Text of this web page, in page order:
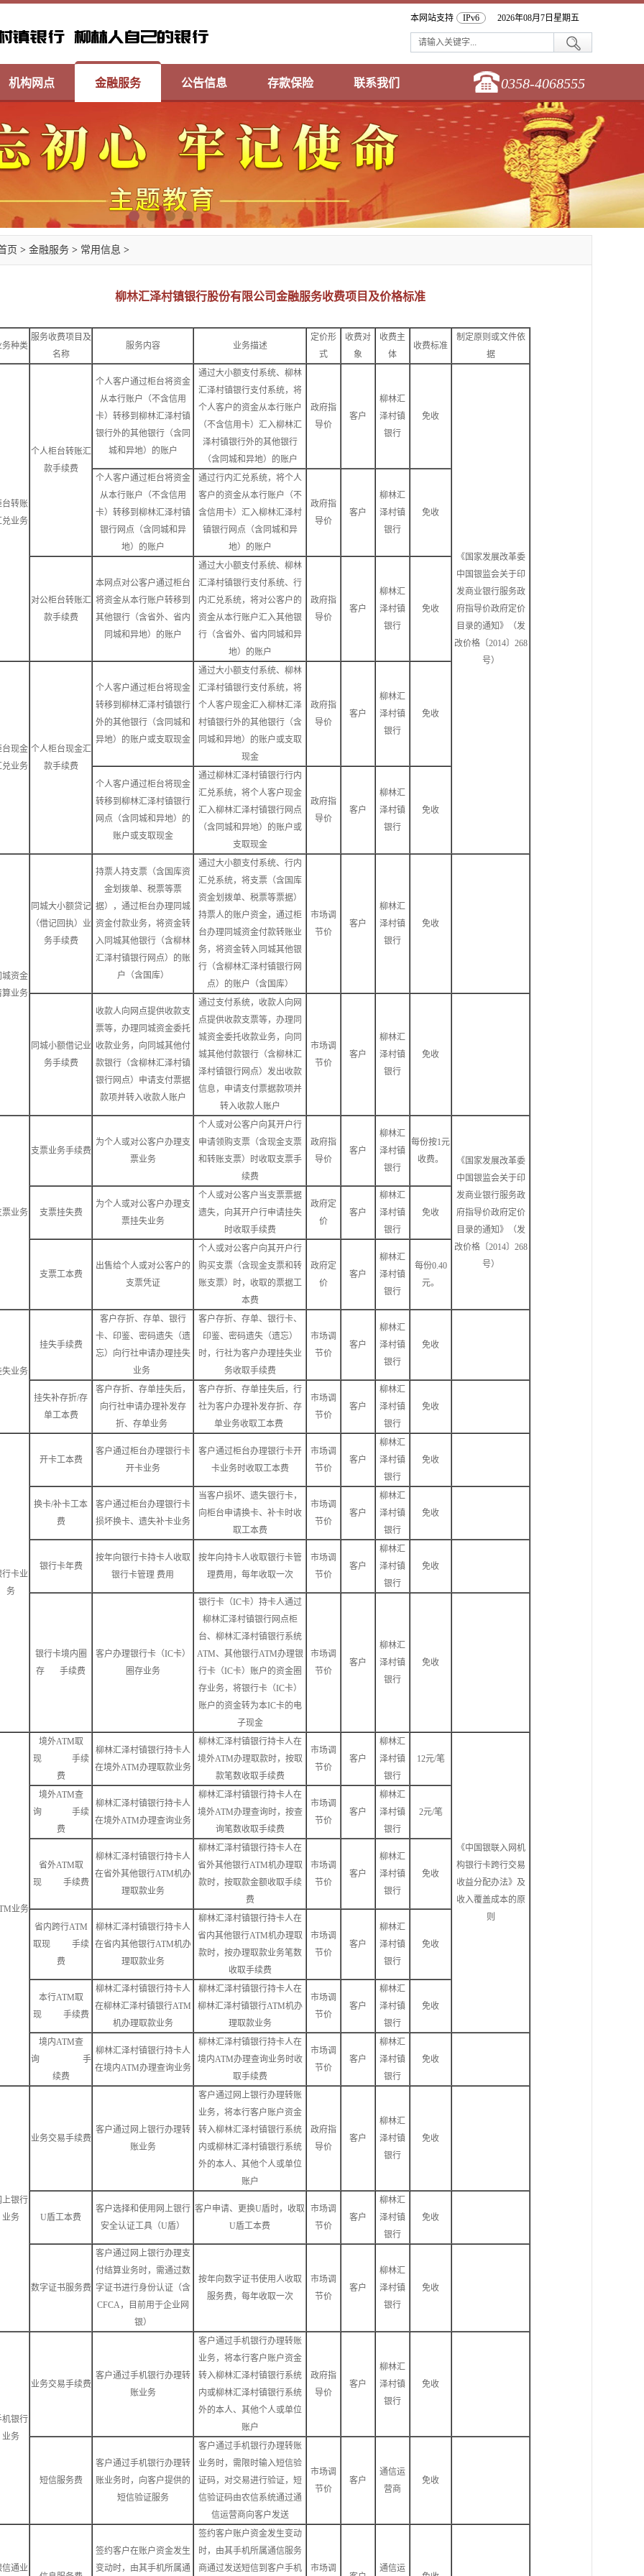
本网站支持 IPv6 2026年08月7日星期五
机构网点 金融服务 公告信息 存款保险 联系我们 0358-4068555
页 > 金融服务 > 常用信息 >
柳林汇泽村镇银行股份有限公司金融服务收费项目及价格标准
务种类
服务收费项目及
名称
服务内容 业务描述
定价形
式
收费对
象
收费主
体
收费标准
制定原则或文件依
据
台转账
兑业务
个人柜台转账汇
款手续费
个人客户通过柜台将资金
从本行账户（不含信用
卡）转移到柳林汇泽村镇
银行外的其他银行（含同
城和异地）的账户
通过大小额支付系统、柳林
汇泽村镇银行支付系统，将
个人客户的资金从本行账户
（不含信用卡）汇入柳林汇
泽村镇银行外的其他银行
（含同城和异地）的账户
政府指
导价
客户
柳林汇
泽村镇
银行
免收
《国家发展改革委
中国银监会关于印
发商业银行服务政
府指导价政府定价
目录的通知》（发
改价格〔2014〕268
号）
个人客户通过柜台将资金
从本行账户（不含信用
卡）转移到柳林汇泽村镇
银行网点（含同城和异
地）的账户
通过行内汇兑系统，将个人
客户的资金从本行账户（不
含信用卡）汇入柳林汇泽村
镇银行网点（含同城和异
地）的账户
政府指
导价
客户
柳林汇
泽村镇
银行
免收
对公柜台转账汇
款手续费
本网点对公客户通过柜台
将资金从本行账户转移到
其他银行（含省外、省内
同城和异地）的账户
通过大小额支付系统、柳林
汇泽村镇银行支付系统、行
内汇兑系统，将对公客户的
资金从本行账户汇入其他银
行（含省外、省内同城和异
地）的账户
政府指
导价
客户
柳林汇
泽村镇
银行
免收
台现金
兑业务
个人柜台现金汇
款手续费
个人客户通过柜台将现金
转移到柳林汇泽村镇银行
外的其他银行（含同城和
异地）的账户或支取现金
通过大小额支付系统、柳林
汇泽村镇银行支付系统，将
个人客户现金汇入柳林汇泽
村镇银行外的其他银行（含
同城和异地）的账户或支取
现金
政府指
导价
客户
柳林汇
泽村镇
银行
免收
个人客户通过柜台将现金
转移到柳林汇泽村镇银行
网点（含同城和异地）的
账户或支取现金
通过柳林汇泽村镇银行行内
汇兑系统，将个人客户现金
汇入柳林汇泽村镇银行网点
（含同城和异地）的账户或
支取现金
政府指
导价
客户
柳林汇
泽村镇
银行
免收
城资金
算业务
同城大小额贷记
（借记回执）业
务手续费
持票人持支票（含国库资
金划拨单、税票等票
据），通过柜台办理同城
资金付款业务，将资金转
入同城其他银行（含柳林
汇泽村镇银行网点）的账
户（含国库）
通过大小额支付系统、行内
汇兑系统，将支票（含国库
资金划拨单、税票等票据）
持票人的账户资金，通过柜
台办理同城资金付款转账业
务，将资金转入同城其他银
行（含柳林汇泽村镇银行网
点）的账户（含国库）
市场调
节价
客户
柳林汇
泽村镇
银行
免收
同城小额借记业
务手续费
收款人向网点提供收款支
票等，办理同城资金委托
收款业务，向同城其他付
款银行（含柳林汇泽村镇
银行网点）申请支付票据
款项并转入收款人账户
通过支付系统，收款人向网
点提供收款支票等，办理同
城资金委托收款业务，向同
城其他付款银行（含柳林汇
泽村镇银行网点）发出收款
信息，申请支付票据款项并
转入收款人账户
市场调
节价
客户
柳林汇
泽村镇
银行
免收
票业务
支票业务手续费
为个人或对公客户办理支
票业务
个人或对公客户向其开户行
申请领购支票（含现金支票
和转账支票）时收取支票手
续费
政府指
导价
客户
柳林汇
泽村镇
银行
每份按1元
收费。
《国家发展改革委
中国银监会关于印
发商业银行服务政
府指导价政府定价
目录的通知》（发
改价格〔2014〕268
号）
支票挂失费
为个人或对公客户办理支
票挂失业务
个人或对公客户当支票票据
遗失，向其开户行申请挂失
时收取手续费
政府定
价
客户
柳林汇
泽村镇
银行
免收
支票工本费
出售给个人或对公客户的
支票凭证
个人或对公客户向其开户行
购买支票（含现金支票和转
账支票）时，收取的票据工
本费
政府定
价
客户
柳林汇
泽村镇
银行
每份0.40
元。
失业务
挂失手续费
客户存折、存单、银行
卡、印鉴、密码遗失（遗
忘）向行社申请办理挂失
业务
客户存折、存单、银行卡、
印鉴、密码遗失（遗忘）
时，行社为客户办理挂失业
务收取手续费
市场调
节价
客户
柳林汇
泽村镇
银行
免收
挂失补存折/存
单工本费
客户存折、存单挂失后，
向行社申请办理补发存
折、存单业务
客户存折、存单挂失后，行
社为客户办理补发存折、存
单业务收取工本费
市场调
节价
客户
柳林汇
泽村镇
银行
免收
行卡业
务
开卡工本费
客户通过柜台办理银行卡
开卡业务
客户通过柜台办理银行卡开
卡业务时收取工本费
市场调
节价
客户
柳林汇
泽村镇
银行
免收
换卡/补卡工本
费
客户通过柜台办理银行卡
损坏换卡、遗失补卡业务
当客户损坏、遗失银行卡，
向柜台申请换卡、补卡时收
取工本费
市场调
节价
客户
柳林汇
泽村镇
银行
免收
银行卡年费
按年向银行卡持卡人收取
银行卡管理 费用
按年向持卡人收取银行卡管
理费用，每年收取一次
市场调
节价
客户
柳林汇
泽村镇
银行
免收
银行卡境内圈
存 手续费
客户办理银行卡（IC卡）
圈存业务
银行卡（IC卡）持卡人通过
柳林汇泽村镇银行网点柜
台、柳林汇泽村镇银行系统
ATM、其他银行ATM办理银
行卡（IC卡）账户的资金圈
存业务，将银行卡（IC卡）
账户的资金转为本IC卡的电
子现金
市场调
节价
客户
柳林汇
泽村镇
银行
免收
业务
境外ATM取
现 手续
费
柳林汇泽村镇银行持卡人
在境外ATM办理取款业务
柳林汇泽村镇银行持卡人在
境外ATM办理取款时，按取
款笔数收取手续费
市场调
节价
客户
柳林汇
泽村镇
银行
12元/笔
《中国银联入网机
构银行卡跨行交易
收益分配办法》及
收入覆盖成本的原
则
境外ATM查
询 手续
费
柳林汇泽村镇银行持卡人
在境外ATM办理查询业务
柳林汇泽村镇银行持卡人在
境外ATM办理查询时，按查
询笔数收取手续费
市场调
节价
客户
柳林汇
泽村镇
银行
2元/笔
省外ATM取
现 手续费
柳林汇泽村镇银行持卡人
在省外其他银行ATM机办
理取款业务
柳林汇泽村镇银行持卡人在
省外其他银行ATM机办理取
款时，按取款金额收取手续
费
市场调
节价
客户
柳林汇
泽村镇
银行
免收
省内跨行ATM
取现 手续
费
柳林汇泽村镇银行持卡人
在省内其他银行ATM机办
理取款业务
柳林汇泽村镇银行持卡人在
省内其他银行ATM机办理取
款时，按办理取款业务笔数
收取手续费
市场调
节价
客户
柳林汇
泽村镇
银行
免收
本行ATM取
现 手续费
柳林汇泽村镇银行持卡人
在柳林汇泽村镇银行ATM
机办理取款业务
柳林汇泽村镇银行持卡人在
柳林汇泽村镇银行ATM机办
理取款业务
市场调
节价
客户
柳林汇
泽村镇
银行
免收
境内ATM查
询 手
续费
柳林汇泽村镇银行持卡人
在境内ATM办理查询业务
柳林汇泽村镇银行持卡人在
境内ATM办理查询业务时收
取手续费
市场调
节价
客户
柳林汇
泽村镇
银行
免收
上银行
业务
业务交易手续费
客户通过网上银行办理转
账业务
客户通过网上银行办理转账
业务，将本行客户账户资金
转入柳林汇泽村镇银行系统
内或柳林汇泽村镇银行系统
外的本人、其他个人或单位
账户
政府指
导价
客户
柳林汇
泽村镇
银行
免收
U盾工本费
客户选择和使用网上银行
安全认证工具（U盾）
客户申请、更换U盾时，收取
U盾工本费
市场调
节价
客户
柳林汇
泽村镇
银行
免收
数字证书服务费
客户通过网上银行办理支
付结算业务时，需通过数
字证书进行身份认证（含
CFCA，目前用于企业网
银）
按年向数字证书使用人收取
服务费，每年收取一次
市场调
节价
客户
柳林汇
泽村镇
银行
免收
机银行
业务
业务交易手续费
客户通过手机银行办理转
账业务
客户通过手机银行办理转账
业务，将本行客户账户资金
转入柳林汇泽村镇银行系统
内或柳林汇泽村镇银行系统
外的本人、其他个人或单位
账户
政府指
导价
客户
柳林汇
泽村镇
银行
免收
短信服务费
客户通过手机银行办理转
账业务时，向客户提供的
短信验证服务
客户通过手机银行办理转账
业务时，需限时输入短信验
证码，对交易进行验证，短
信验证码由农信系统通过通
信运营商向客户发送
市场调
节价
客户
通信运
营商
免收
信通业
签约客户在账户资金发生
变动时，由其手机所属通
签约客户账户资金发生变动
时，由其手机所属通信服务
商通过发送短信到客户手机
市场调
通信运